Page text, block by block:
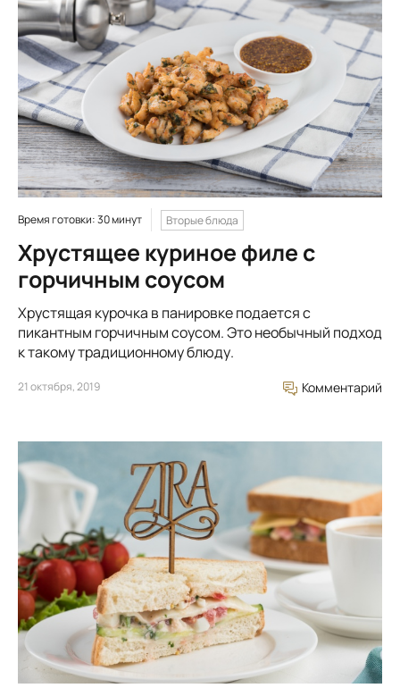
Время готовки: 30 минут Вторые блюда
Хрустящее куриное филе с
горчичным соусом
Хрустящая курочка в панировке подается с
пикантным горчичным соусом. Это необычный подход
к такому традиционному блюду.
21 октября, 2019 Комментарий